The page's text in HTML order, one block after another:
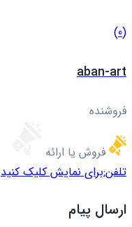
(0)
aban-art
فروشنده
فروش یا ارائه
تلفن:برای نمایش کلیک کنید
ارسال پیام